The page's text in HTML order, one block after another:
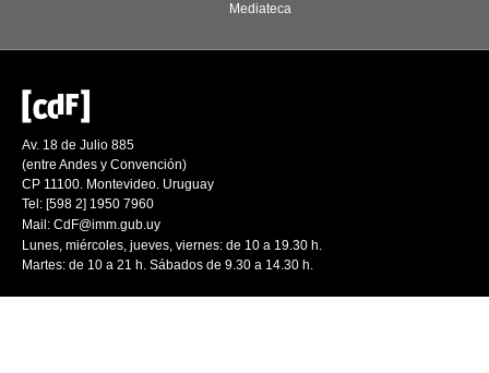
Mediateca
Av. 18 de Julio 885
(entre Andes y Convención)
CP 11100. Montevideo. Uruguay
Tel: [598 2] 1950 7960
Mail: CdF@imm.gub.uy
Lunes, miércoles, jueves, viernes: de 10 a 19.30 h.
Martes: de 10 a 21 h. Sábados de 9.30 a 14.30 h.